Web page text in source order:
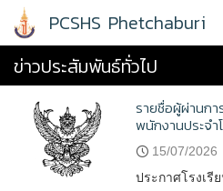
Skip
PCSHS Phetchaburi
ข่าวประสัมพันธ์ทั่วไป
รายชื่อผู้ผ่านก
พนักงานประจำ
15/07/2026
ประกาศโรงเ